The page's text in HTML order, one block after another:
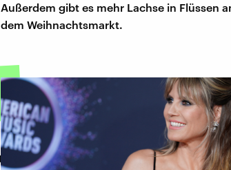
Außerdem gibt es mehr Lachse in Flüssen
dem Weihnachtsmarkt.